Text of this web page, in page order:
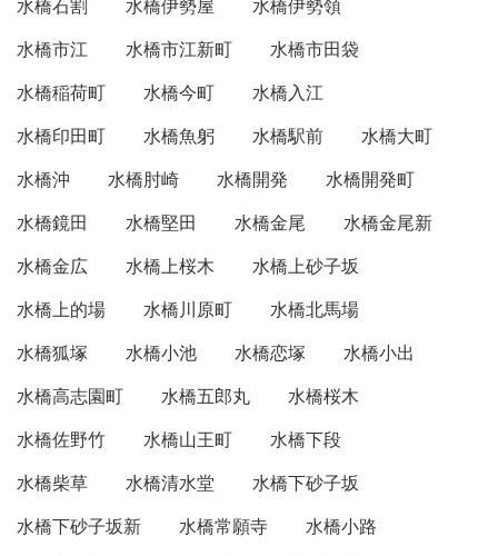
水橋石割
水橋伊勢屋
水橋伊勢領
水橋市江
水橋市江新町
水橋市田袋
水橋稲荷町
水橋今町
水橋入江
水橋印田町
水橋魚躬 水橋駅前
水橋大町
水橋沖
水橋肘崎 水橋開発
水橋開発町
水橋鏡田
水橋堅田 水橋金尾
水橋金尾新
水橋金広
水橋上桜木
水橋上砂子坂
水橋上的場
水橋川原町
水橋北馬場
水橋狐塚
水橋小池 水橋恋塚
水橋小出
水橋高志園町
水橋五郎丸
水橋桜木
水橋佐野竹
水橋山王町
水橋下段
水橋柴草
水橋清水堂
水橋下砂子坂
水橋下砂子坂新
水橋常願寺
水橋小路